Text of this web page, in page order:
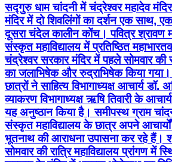
सद्गुरु धाम चांदनी में चंद्रेश्वर महादेव
मंदिर में दो शिवलिंगों का दर्शन एक साथ,
दूसरा चंदेल कालीन कोंच। पवित्र श्रावण
संस्कृत महाविद्यालय में प्रतिष्ठित
चंद्रेश्वर सरकार मंदिर में पहले सोमवार की
का जलाभिषेक और रुद्राभिषेक किया
छात्रों ने साहित्य विभागाध्यक्ष आचार्य डॉ.
व्याकरण विभागाध्यक्ष ऋषि तिवारी के
यह अनुष्ठान किया है। समीपस्थ ग्राम
संस्कृत महाविद्यालय के छात्र अपने
भूतनाथ की आराधना उपासना कर रहे हैं।
सोमवार की रात्रि महाविद्यालय प्रांगण में